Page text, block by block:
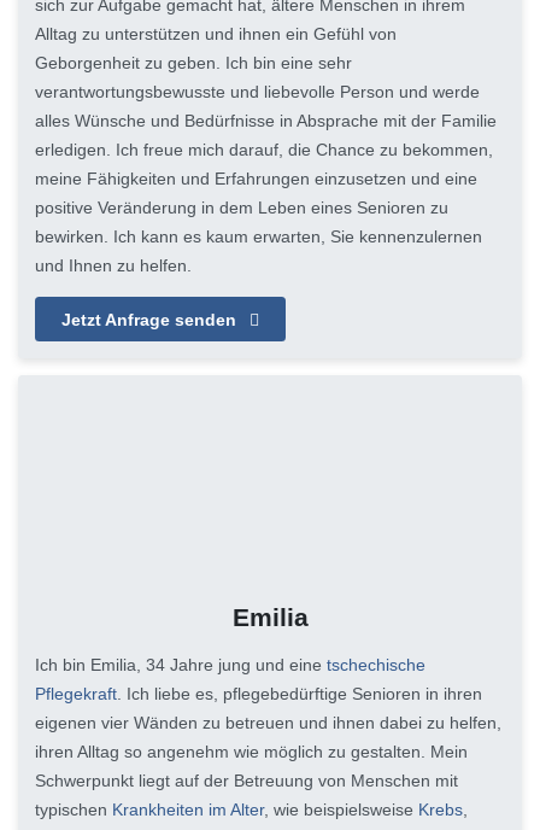
sich zur Aufgabe gemacht hat, ältere Menschen in ihrem
Alltag zu unterstützen und ihnen ein Gefühl von
Geborgenheit zu geben. Ich bin eine sehr
verantwortungsbewusste und liebevolle Person und werde
alles Wünsche und Bedürfnisse in Absprache mit der Familie
erledigen. Ich freue mich darauf, die Chance zu bekommen,
meine Fähigkeiten und Erfahrungen einzusetzen und eine
positive Veränderung in dem Leben eines Senioren zu
bewirken. Ich kann es kaum erwarten, Sie kennenzulernen
und Ihnen zu helfen.
Jetzt Anfrage senden
Emilia
Ich bin Emilia, 34 Jahre jung und eine tschechische
Pflegekraft . Ich liebe es, pflegebedürftige Senioren in ihren
eigenen vier Wänden zu betreuen und ihnen dabei zu helfen,
ihren Alltag so angenehm wie möglich zu gestalten. Mein
Schwerpunkt liegt auf der Betreuung von Menschen mit
typischen Krankheiten im Alter, wie beispielsweise Krebs